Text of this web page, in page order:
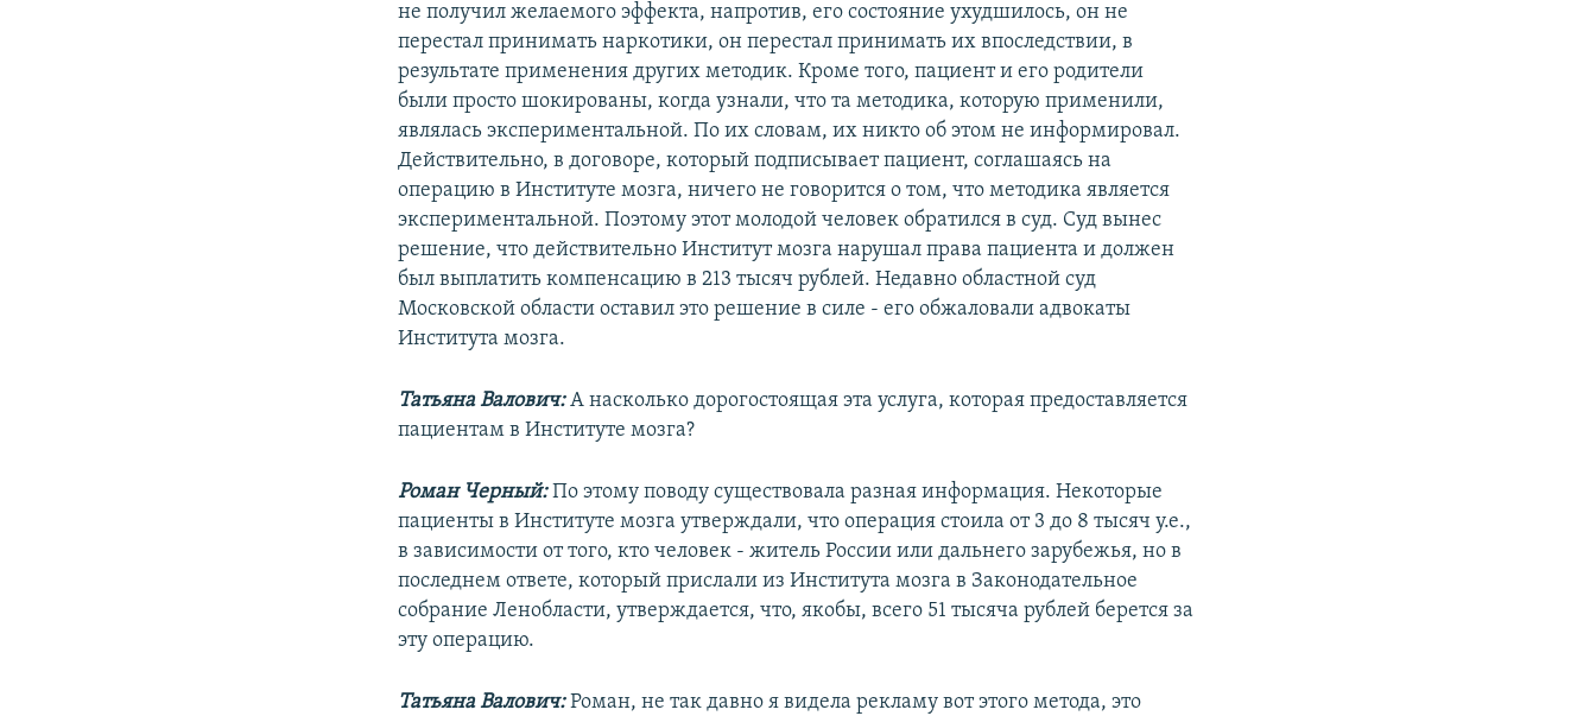
не получил желаемого эффекта, напротив, его состояние ухудшилось, он не
перестал принимать наркотики, он перестал принимать их впоследствии, в
результате применения других методик. Кроме того, пациент и его родители
были просто шокированы, когда узнали, что та методика, которую применили,
являлась экспериментальной. По их словам, их никто об этом не информировал.
Действительно, в договоре, который подписывает пациент, соглашаясь на
операцию в Институте мозга, ничего не говорится о том, что методика является
экспериментальной. Поэтому этот молодой человек обратился в суд. Суд вынес
решение, что действительно Институт мозга нарушал права пациента и должен
был выплатить компенсацию в 213 тысяч рублей. Недавно областной суд
Московской области оставил это решение в силе - его обжаловали адвокаты
Института мозга.
Татьяна Валович:А насколько дорогостоящая эта услуга, которая предоставляется
пациентам в Институте мозга?
Роман Черный:По этому поводу существовала разная информация. Некоторые
пациенты в Институте мозга утверждали, что операция стоила от 3 до 8 тысяч у.е.,
в зависимости от того, кто человек - житель России или дальнего зарубежья, но в
последнем ответе, который прислали из Института мозга в Законодательное
собрание Ленобласти, утверждается, что, якобы, всего 51 тысяча рублей берется за
эту операцию.
Татьяна Валович:Роман, не так давно я видела рекламу вот этого метода, это